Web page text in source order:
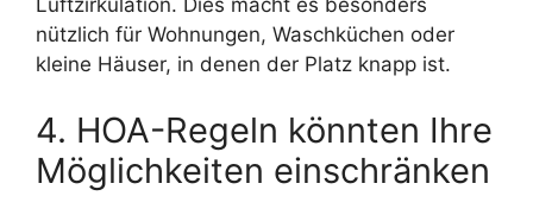
Luftzirkulation. Dies macht es besonders
nützlich für Wohnungen, Waschküchen oder
kleine Häuser, in denen der Platz knapp ist.
4. HOA-Regeln könnten Ihre
Möglichkeiten einschränken